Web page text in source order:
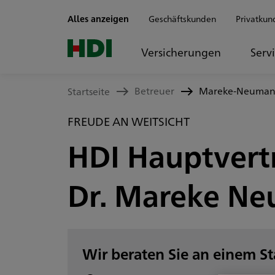
Alles anzeigen Geschäftskunden
Versicherungen
Startseite Betreuer Mareke-
FREUDE AN WEITSICHT
HDI
Dr. Mareke
Wir beraten Sie an einem